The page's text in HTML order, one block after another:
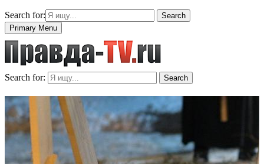
Search for:
Search
Primary Menu
Search for: Search